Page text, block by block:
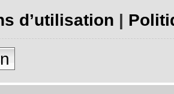
d’utilisation |